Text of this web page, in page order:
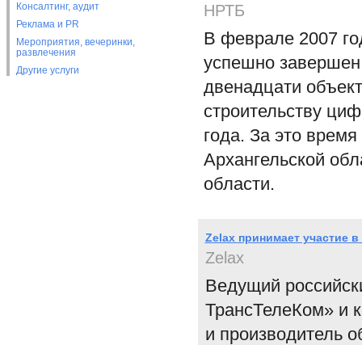
Консалтинг, аудит
Реклама и PR
Мероприятия, вечеринки,
развлечения
Другие услуги
НРТБ
В феврале 2007
успешно
двенадцати
строительству
года. За это
Архангельской
области.
Zelax принимает участие
Zelax
Ведущий
ТрансТелеКом» и
и производитель